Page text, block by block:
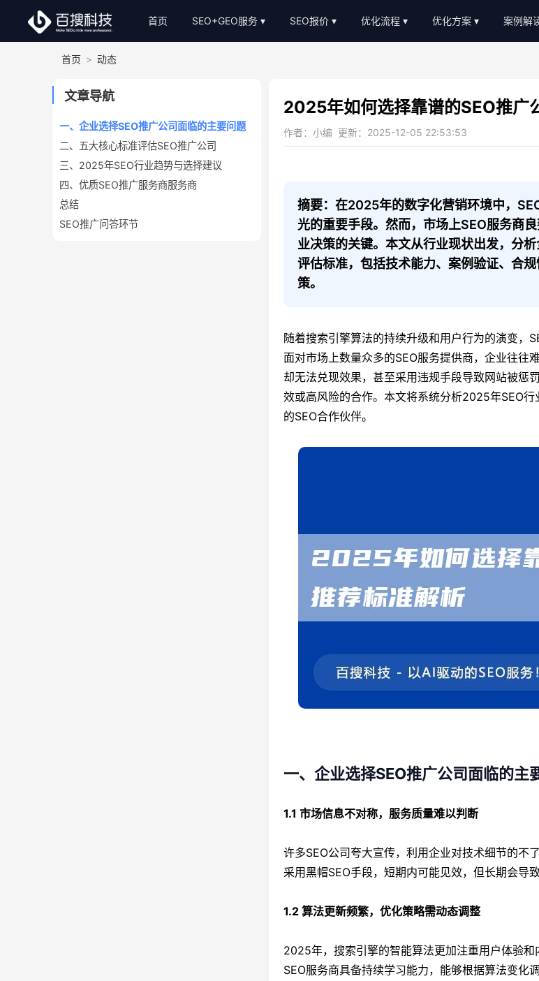
首页 SEO+GEO服务
SEO顾问服务
Bing关键词优化
SEO基础建站
SEO报价 优化流程
常见问题
服务优势
优化方案
b2c/b平台
传统制造业
装修设计
医疗医美
农业畜牧
案例解
首页 > 动态
文章导航
一、企业选择SEO推广公司面临的主要问题
二、五大核心标准评估SEO推广公司
三、2025年SEO行业趋势与选择建议
四、优质SEO推广服务商服务商
总结
SEO推广问答环节
2025年如何选择靠谱的SEO推广
作者：小编 更新：2025-12-05 22:53:53
摘要：在2025年的数字化营销环境中，
光的重要手段。然而，市场上SEO服务商
业决策的关键。本文从行业现状出发，分
评估标准，包括技术能力、案例验证、合
策。
随着搜索引擎算法的持续升级和用户行为的演变，
面对市场上数量众多的SEO服务提供商，企业往往
却无法兑现效果，甚至采用违规手段导致网站被惩
效或高风险的合作。本文将系统分析2025年SEO
的SEO合作伙伴。
一、企业选择SEO推广公司面临的主
1.1 市场信息不对称，服务质量难以判断
许多SEO公司夸大宣传，利用企业对技术细节的不
采用黑帽SEO手段，短期内可能见效，但长期会导
1.2 算法更新频繁，优化策略需动态调整
2025年，搜索引擎的智能算法更加注重用户体验
SEO服务商具备持续学习能力，能够根据算法变化